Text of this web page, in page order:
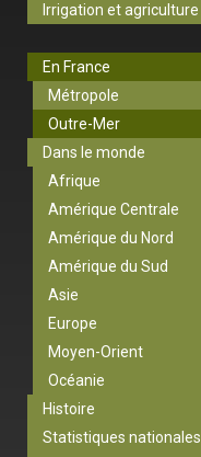
Irrigation et agriculture
En France
Métropole
Outre-Mer
Dans le monde
Afrique
Amérique Centrale
Amérique du Nord
Amérique du Sud
Asie
Europe
Moyen-Orient
Océanie
Histoire
Statistiques nationales